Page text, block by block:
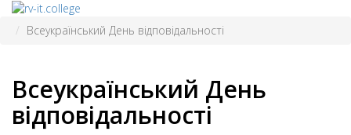
Всеукраїнський День відповідальності
Всеукраїнський День
відповідальності